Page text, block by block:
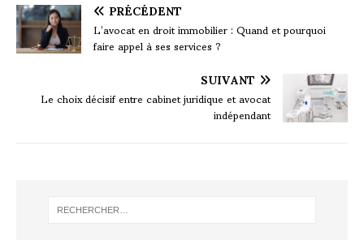
PRÉCÉDENT
L’avocat en droit immobilier : Quand et pourquoi
faire appel à ses services ?
SUIVANT
Le choix décisif entre cabinet juridique et avocat
indépendant